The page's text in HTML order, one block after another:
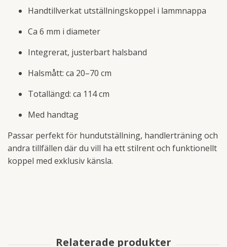
Handtillverkat utställningskoppel i lammnappa
Ca 6 mm i diameter
Integrerat, justerbart halsband
Halsmått: ca 20–70 cm
Totallängd: ca 114 cm
Med handtag
Passar perfekt för hundutställning, handlerträning och
andra tillfällen där du vill ha ett stilrent och funktionellt
koppel med exklusiv känsla.